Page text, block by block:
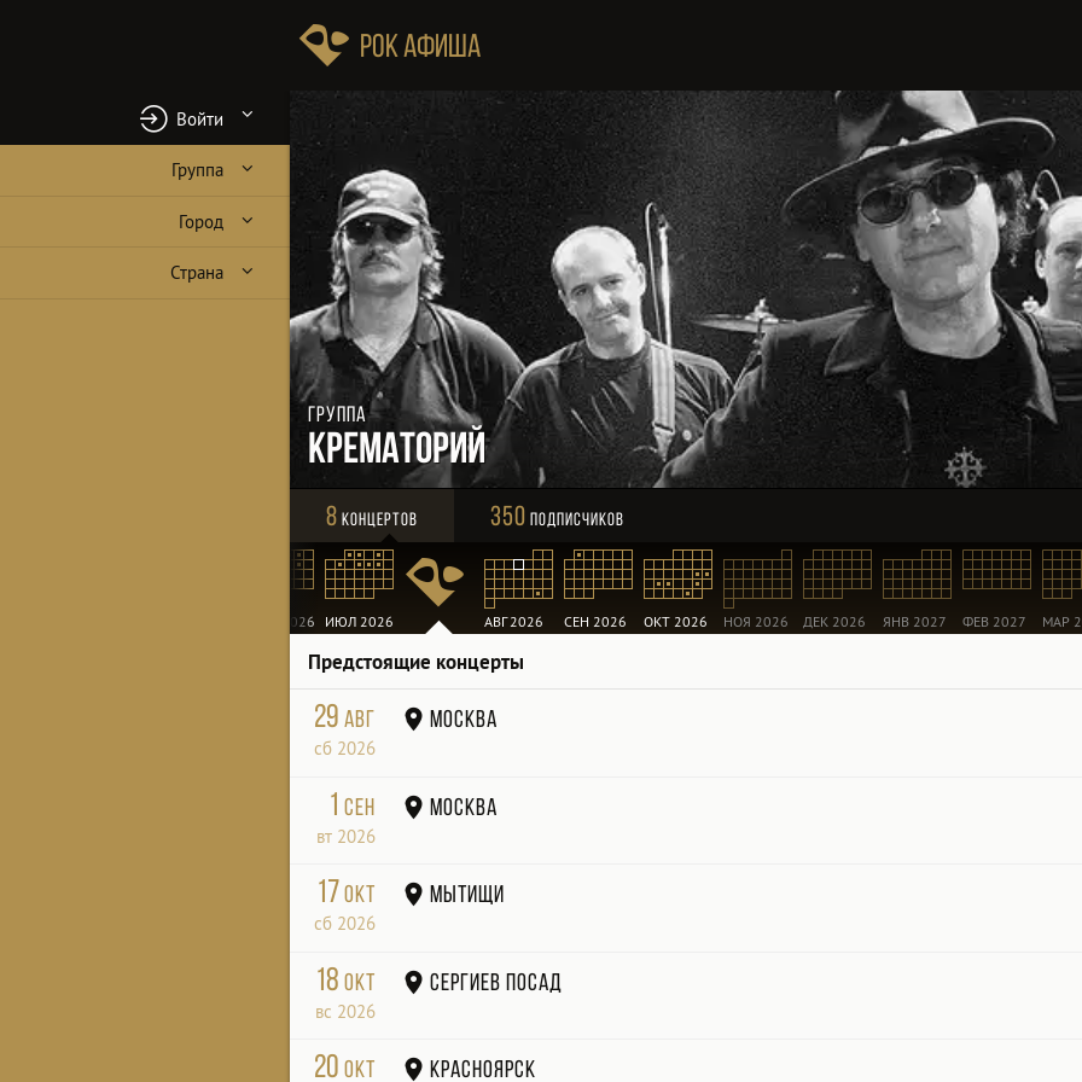
Рок Афиша
Войти
Группа
Город
Страна
Группа
Крематорий
8 Концертов 350 Подписчиков
ИЮН 2026 ИЮЛ 2026 АВГ 2026 СЕН 2026 ОКТ 2026 НОЯ 2026 ДЕК 2026 ЯНВ 2027 ФЕВ 2027 МАР
Предстоящие концерты
29авг
сб 2026
Москва
1сен
вт 2026
Москва
17окт
сб 2026
Мытищи
18окт
вс 2026
Сергиев Посад
20окт Красноярск